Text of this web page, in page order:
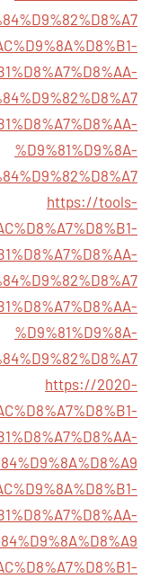
%D9%81%D9%8A-
https://tools-
%D9%81%D9%8A-
https://2020-